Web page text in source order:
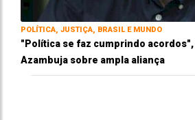
POLÍTICA, JUSTIÇA, BRASIL E MUNDO
"Política se faz cumprindo acordos",
Azambuja sobre ampla aliança